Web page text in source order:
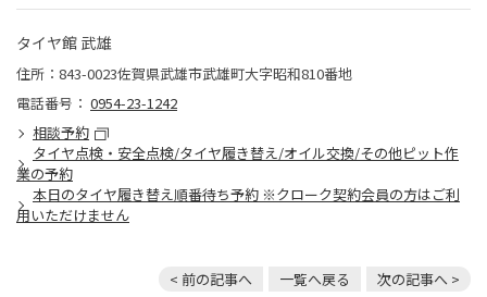
タイヤ館 武雄
住所：843-0023佐賀県武雄市武雄町大字昭和810番地
電話番号： 0954-23-1242
相談予約
タイヤ点検・安全点検/タイヤ履き替え/オイル交換/その他ピット作
業の予約
本日のタイヤ履き替え順番待ち予約 ※クローク契約会員の方はご利
用いただけません
< 前の記事へ 一覧へ戻る 次の記事へ >